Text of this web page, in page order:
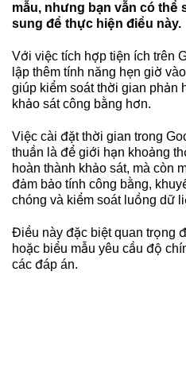
mẫu, nhưng bạn vẫn có thể
sung để thực hiện điều này.
Với việc tích hợp tiện ích trên
lập thêm tính năng hẹn giờ
giúp kiểm soát thời gian phản
khảo sát công bằng hơn.
Việc cài đặt thời gian trong
thuần là để giới hạn khoảng
hoàn thành khảo sát, mà còn
đảm bảo tính công bằng,
chóng và kiểm soát luồng dữ
Điều này đặc biệt quan trọng
hoặc biểu mẫu yêu cầu độ
các đáp án.